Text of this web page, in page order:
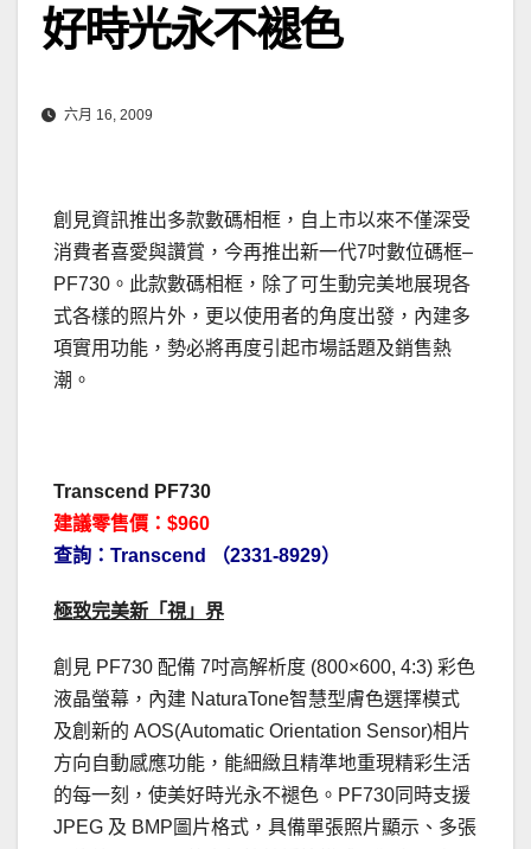
好時光永不褪色
六月 16, 2009
創見資訊推出多款數碼相框，自上市以來不僅深受
消費者喜愛與讚賞，今再推出新一代7吋數位碼框–
PF730。此款數碼相框，除了可生動完美地展現各
式各樣的照片外，更以使用者的角度出發，內建多
項實用功能，勢必將再度引起市場話題及銷售熱
潮。
Transcend PF730
建議零售價：$960
查詢：Transcend （2331-8929）
極致完美新「視」界
創見 PF730 配備 7吋高解析度 (800×600, 4:3) 彩色
液晶螢幕，內建 NaturaTone智慧型膚色選擇模式
及創新的 AOS(Automatic Orientation Sensor)相片
方向自動感應功能，能細緻且精準地重現精彩生活
的每一刻，使美好時光永不褪色。PF730同時支援
JPEG 及 BMP圖片格式，具備單張照片顯示、多張